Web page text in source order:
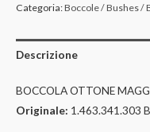
Categoria:Boccole / Bushes /
Descrizione
BOCCOLA OTTONE
Originale: 1.463.341.303